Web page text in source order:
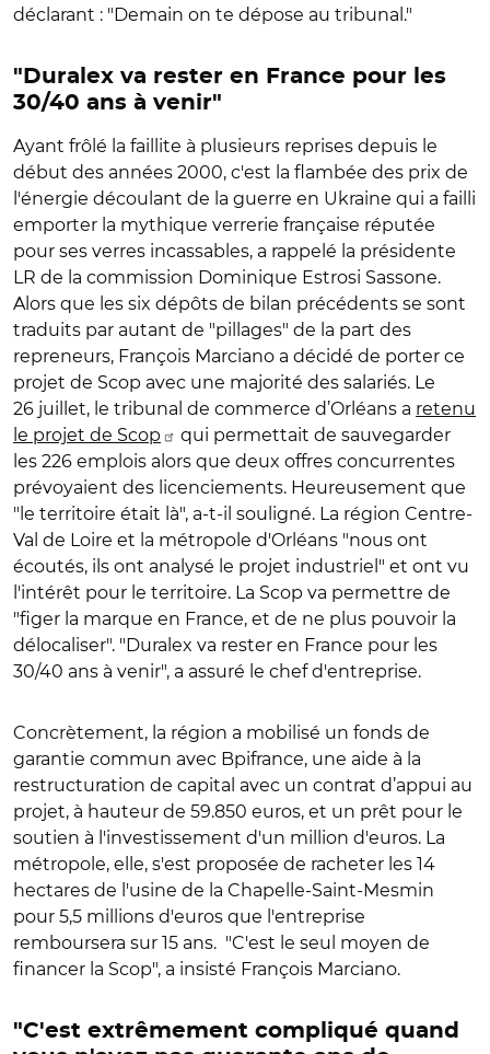
déclarant : "Demain on te dépose au tribunal."
"Duralex va rester en France pour les
30/40 ans à venir"
Ayant frôlé la faillite à plusieurs reprises depuis le
début des années 2000, c'est la flambée des prix de
l'énergie découlant de la guerre en Ukraine qui a failli
emporter la mythique verrerie française réputée
pour ses verres incassables, a rappelé la présidente
LR de la commission Dominique Estrosi Sassone.
Alors que les six dépôts de bilan précédents se sont
traduits par autant de "pillages" de la part des
repreneurs, François Marciano a décidé de porter ce
projet de Scop avec une majorité des salariés. Le
26 juillet, le tribunal de commerce d’Orléans a retenu
le projet de Scop
qui permettait de sauvegarder
les 226 emplois alors que deux offres concurrentes
prévoyaient des licenciements. Heureusement que
"le territoire était là", a-t-il souligné. La région Centre-
Val de Loire et la métropole d'Orléans "nous ont
écoutés, ils ont analysé le projet industriel" et ont vu
l'intérêt pour le territoire. La Scop va permettre de
"figer la marque en France, et de ne plus pouvoir la
délocaliser". "Duralex va rester en France pour les
30/40 ans à venir", a assuré le chef d'entreprise.
Concrètement, la région a mobilisé un fonds de
garantie commun avec Bpifrance, une aide à la
restructuration de capital avec un contrat d’appui au
projet, à hauteur de 59.850 euros, et un prêt pour le
soutien à l'investissement d'un million d'euros. La
métropole, elle, s'est proposée de racheter les 14
hectares de l'usine de la Chapelle-Saint-Mesmin
pour 5,5 millions d'euros que l'entreprise
remboursera sur 15 ans. "C'est le seul moyen de
financer la Scop", a insisté François Marciano.
"C'est extrêmement compliqué quand